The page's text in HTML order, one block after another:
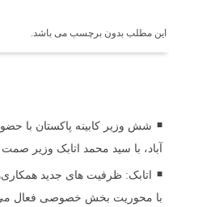
این مطلب بدون برچسب می باشد.
شش وزیر کابینه پاکستان با
آباد، با سید محمد اتابک وزیر
اتابک: ظرفیت های جدید
با محوریت بخش خصوصی فعال